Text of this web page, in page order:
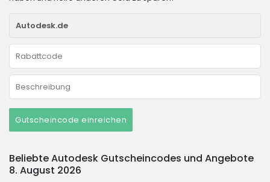
Gutscheincode einreichen
Beliebte Autodesk Gutscheincodes und Angebote
8. August 2026